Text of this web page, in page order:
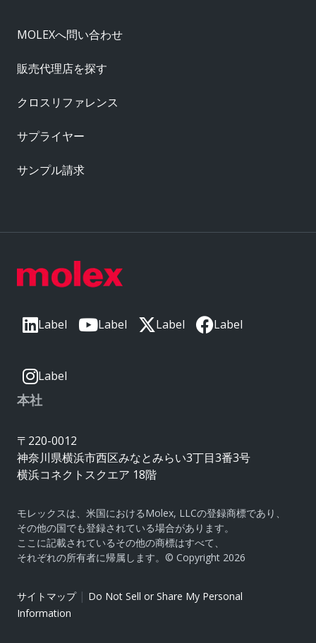
Label Label Label Label
Label
本社
〒220-0012
神奈川県横浜市西区みなとみらい3丁目3番3号
横浜コネクトスクエア 18階
モレックスは、米国におけるMolex, LLCの登録商標であり、
その他の国でも登録されている場合があります。
ここに記載されているその他の商標はすべて、
それぞれの所有者に帰属します。© Copyright 2026
サイトマップ| Do Not Sell or Share My Personal
Information
MOLEXへ問い合わせ
販売代理店を探す
クロスリファレンス
サプライヤー
サンプル請求